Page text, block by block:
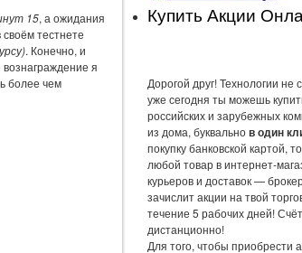
15, а ожидания
тестнете
. Конечно, и
я
более чем
Купить Акции
Дорогой друг! Технологии не
уже сегодня ты можешь
российских и зарубежных
из дома, буквальнов один
покупку банковской картой,
любой товар в интернет-
курьеров и доставок —
зачислит акции на твой
течение 5 рабочих дней!
дистанционно!
Для того, чтобы приобрести